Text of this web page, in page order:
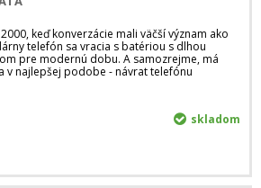
keď konverzácie mali väčší význam ako
telefón sa vracia s batériou s dlhou
pre modernú dobu. A samozrejme, má
v najlepšej podobe - návrat telefónu
skladom